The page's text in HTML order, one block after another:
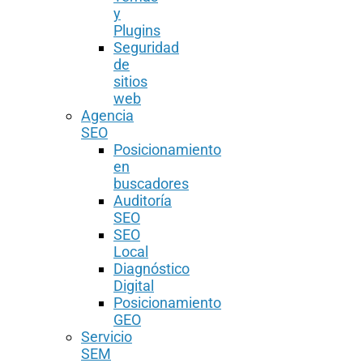
y
Plugins
Seguridad
de
sitios
web
Agencia
SEO
Posicionamiento
en
buscadores
Auditoría
SEO
SEO
Local
Diagnóstico
Digital
Posicionamiento
GEO
Servicio
SEM